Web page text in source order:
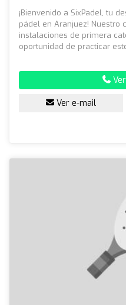
¡Bienvenido a SixPadel, tu
pádel en Aranjuez! Nuestro
instalaciones de primera
oportunidad de practicar
Ver e-mail